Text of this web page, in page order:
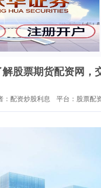
股票期货配资网，
：配资炒股利息 平台：股票配